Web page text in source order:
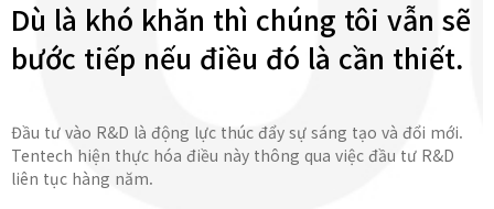
Dù là khó khăn thì chúng tôi vẫn sẽ
bước tiếp nếu điều đó là cần thiết.
Đầu tư vào R&D là động lực thúc đẩy sự sáng tạo và đổi mới.
Tentech hiện thực hóa điều này thông qua việc đầu tư R&D
liên tục hàng năm.